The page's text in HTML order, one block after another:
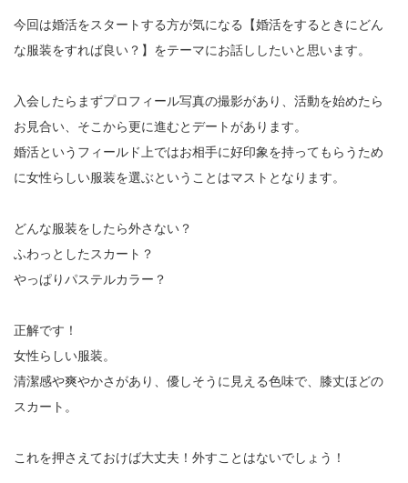
今回は婚活をスタートする方が気になる【婚活をするときにどん
な服装をすれば良い？】をテーマにお話ししたいと思います。
入会したらまずプロフィール写真の撮影があり、活動を始めたら
お見合い、そこから更に進むとデートがあります。
婚活というフィールド上ではお相手に好印象を持ってもらうため
に女性らしい服装を選ぶということはマストとなります。
どんな服装をしたら外さない？
ふわっとしたスカート？
やっぱりパステルカラー？
正解です！
女性らしい服装。
清潔感や爽やかさがあり、優しそうに見える色味で、膝丈ほどの
スカート。
これを押さえておけば大丈夫！外すことはないでしょう！